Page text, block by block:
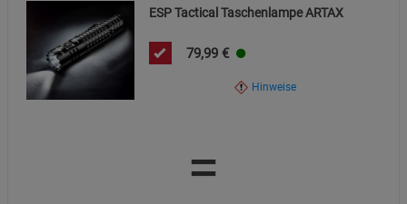
ESP Tactical Taschenlampe ARTAX
79,99 €
Hinweise
=